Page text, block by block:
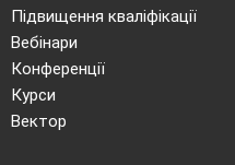
Підвищення кваліфікації
Вебінари
Конференції
Курси
Вектор